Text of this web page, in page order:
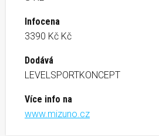
Infocena
3390 Kč Kč
Dodává
LEVELSPORTKONCEPT
Více info na
www.mizuno.cz